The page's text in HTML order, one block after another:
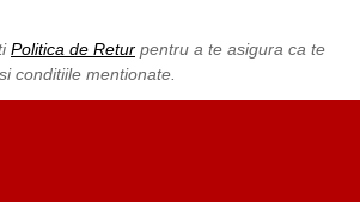
Politica de Retur pentru a te asigura ca te
conditiile mentionate.